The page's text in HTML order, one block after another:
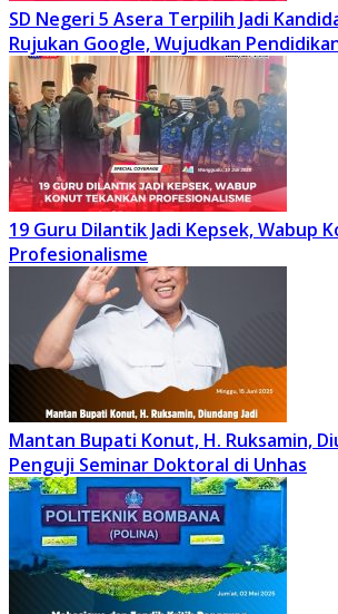
SD Negeri 5 Asera Terpilih Jadi
Rujukan Google, Wujudkan
19 Guru Dilantik Jadi Kepsek, Wabup
Profesionalisme
Mantan Bupati Konut, H. Ruksamin,
Penguji Seminar Doktoral di Unhas